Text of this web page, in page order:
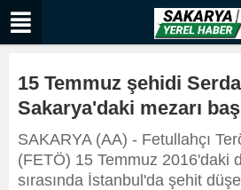
15 Temmuz şehidi
Sakarya'daki mezarı
SAKARYA (AA) - Fetullahçı
(FETÖ) 15 Temmuz 2016'daki
sırasında İstanbul'da şehit